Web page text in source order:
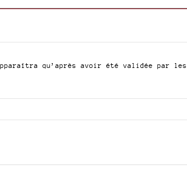
qu’après avoir été validée par les